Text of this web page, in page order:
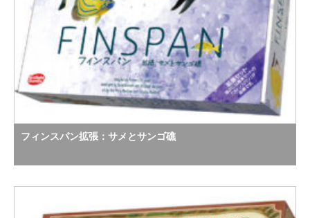
フィンスパン拡張：サメとサンゴ礁